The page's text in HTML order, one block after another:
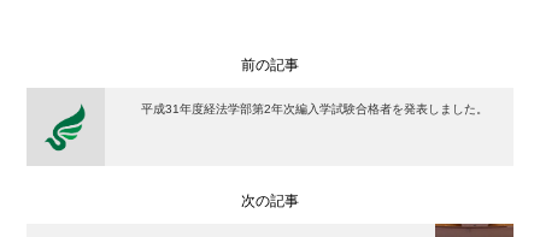
前の記事
平成31年度経法学部第2年次編入学試験合格者を発表しました。
次の記事